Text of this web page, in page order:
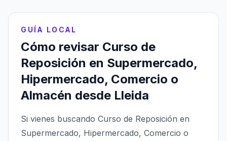
GUÍA LOCAL
Cómo revisar Curso de
Reposición en Supermercado,
Hipermercado, Comercio o
Almacén desde Lleida
Si vienes buscando Curso de Reposición en
Supermercado, Hipermercado, Comercio o